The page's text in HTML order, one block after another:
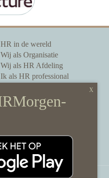
HR in de wereld
Wij als Organisatie
Wij als HR Afdeling
Ik als HR professional
Onze partners
Sponsoring
Disclaimer & gedragscode